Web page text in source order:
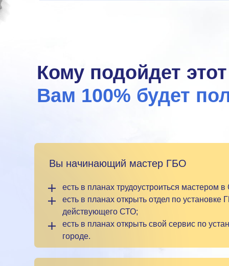
Кому подойдет
Вам 100% будет
Вы начинающий мастер ГБО
есть в планах трудоустроиться мастером
есть в планах открыть отдел по установке
действующего СТО;
есть в планах открыть свой сервис по
городе.